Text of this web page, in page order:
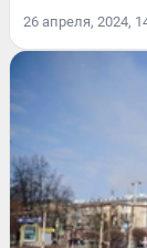
26 апреля, 2024,